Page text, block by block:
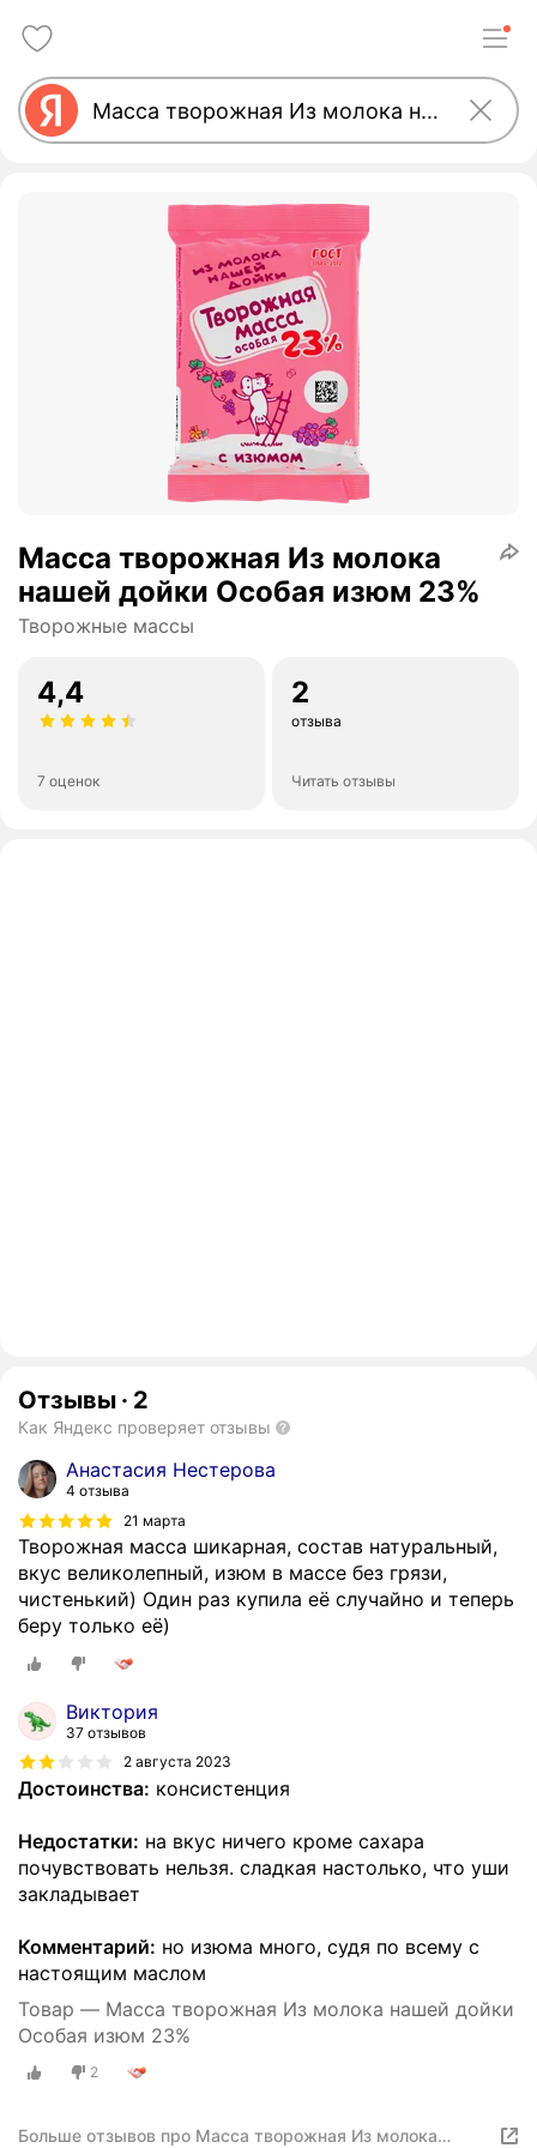
Масса творожная Из молока
нашей дойки Особая изюм 23%
Творожные массы
4,4
7 оценок
2
отзыва
Читать отзывы
Отзывы · 2
Как Яндекс проверяет отзывы
Анастасия Нестерова
4 отзыва
21 марта
Творожная масса шикарная, состав натуральный,
вкус великолепный, изюм в массе без грязи,
чистенький) Один раз купила её случайно и теперь
беру только её)
Виктория
37 отзывов
2 августа 2023
Достоинства: консистенция
Недостатки: на вкус ничего кроме сахара
почувствовать нельзя. сладкая настолько, что уши
закладывает
Комментарий: но изюма много, судя по всему с
настоящим маслом
Товар — Масса творожная Из молока нашей дойки
Особая изюм 23%
2
Больше отзывов про Масса творожная Из молока